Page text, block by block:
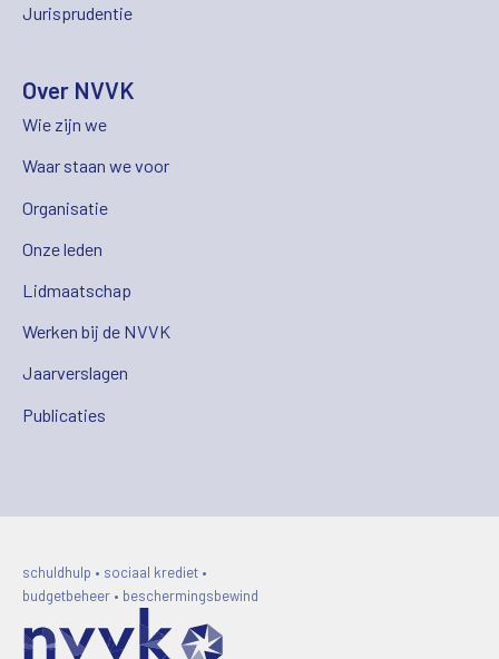
Jurisprudentie
Over NVVK
Wie zijn we
Waar staan we voor
Organisatie
Onze leden
Lidmaatschap
Werken bij de NVVK
Jaarverslagen
Publicaties
schuldhulp • sociaal krediet •
budgetbeheer • beschermingsbewind